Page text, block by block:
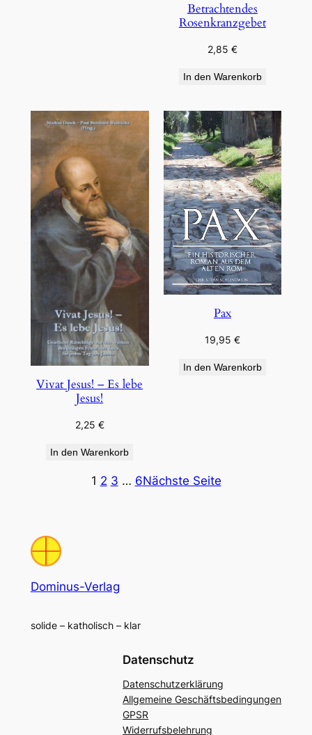
Betrachtendes
Rosenkranzgebet
2,85 €
In den Warenkorb
Vivat Jesus! – Es lebe
Jesus!
2,25 €
In den Warenkorb
Pax
19,95 €
In den Warenkorb
1 2 3 … 6Nächste Seite
Dominus-Verlag
solide – katholisch – klar
Datenschutz
Datenschutzerklärung
Allgemeine Geschäftsbedingungen
GPSR
Widerrufsbelehrung